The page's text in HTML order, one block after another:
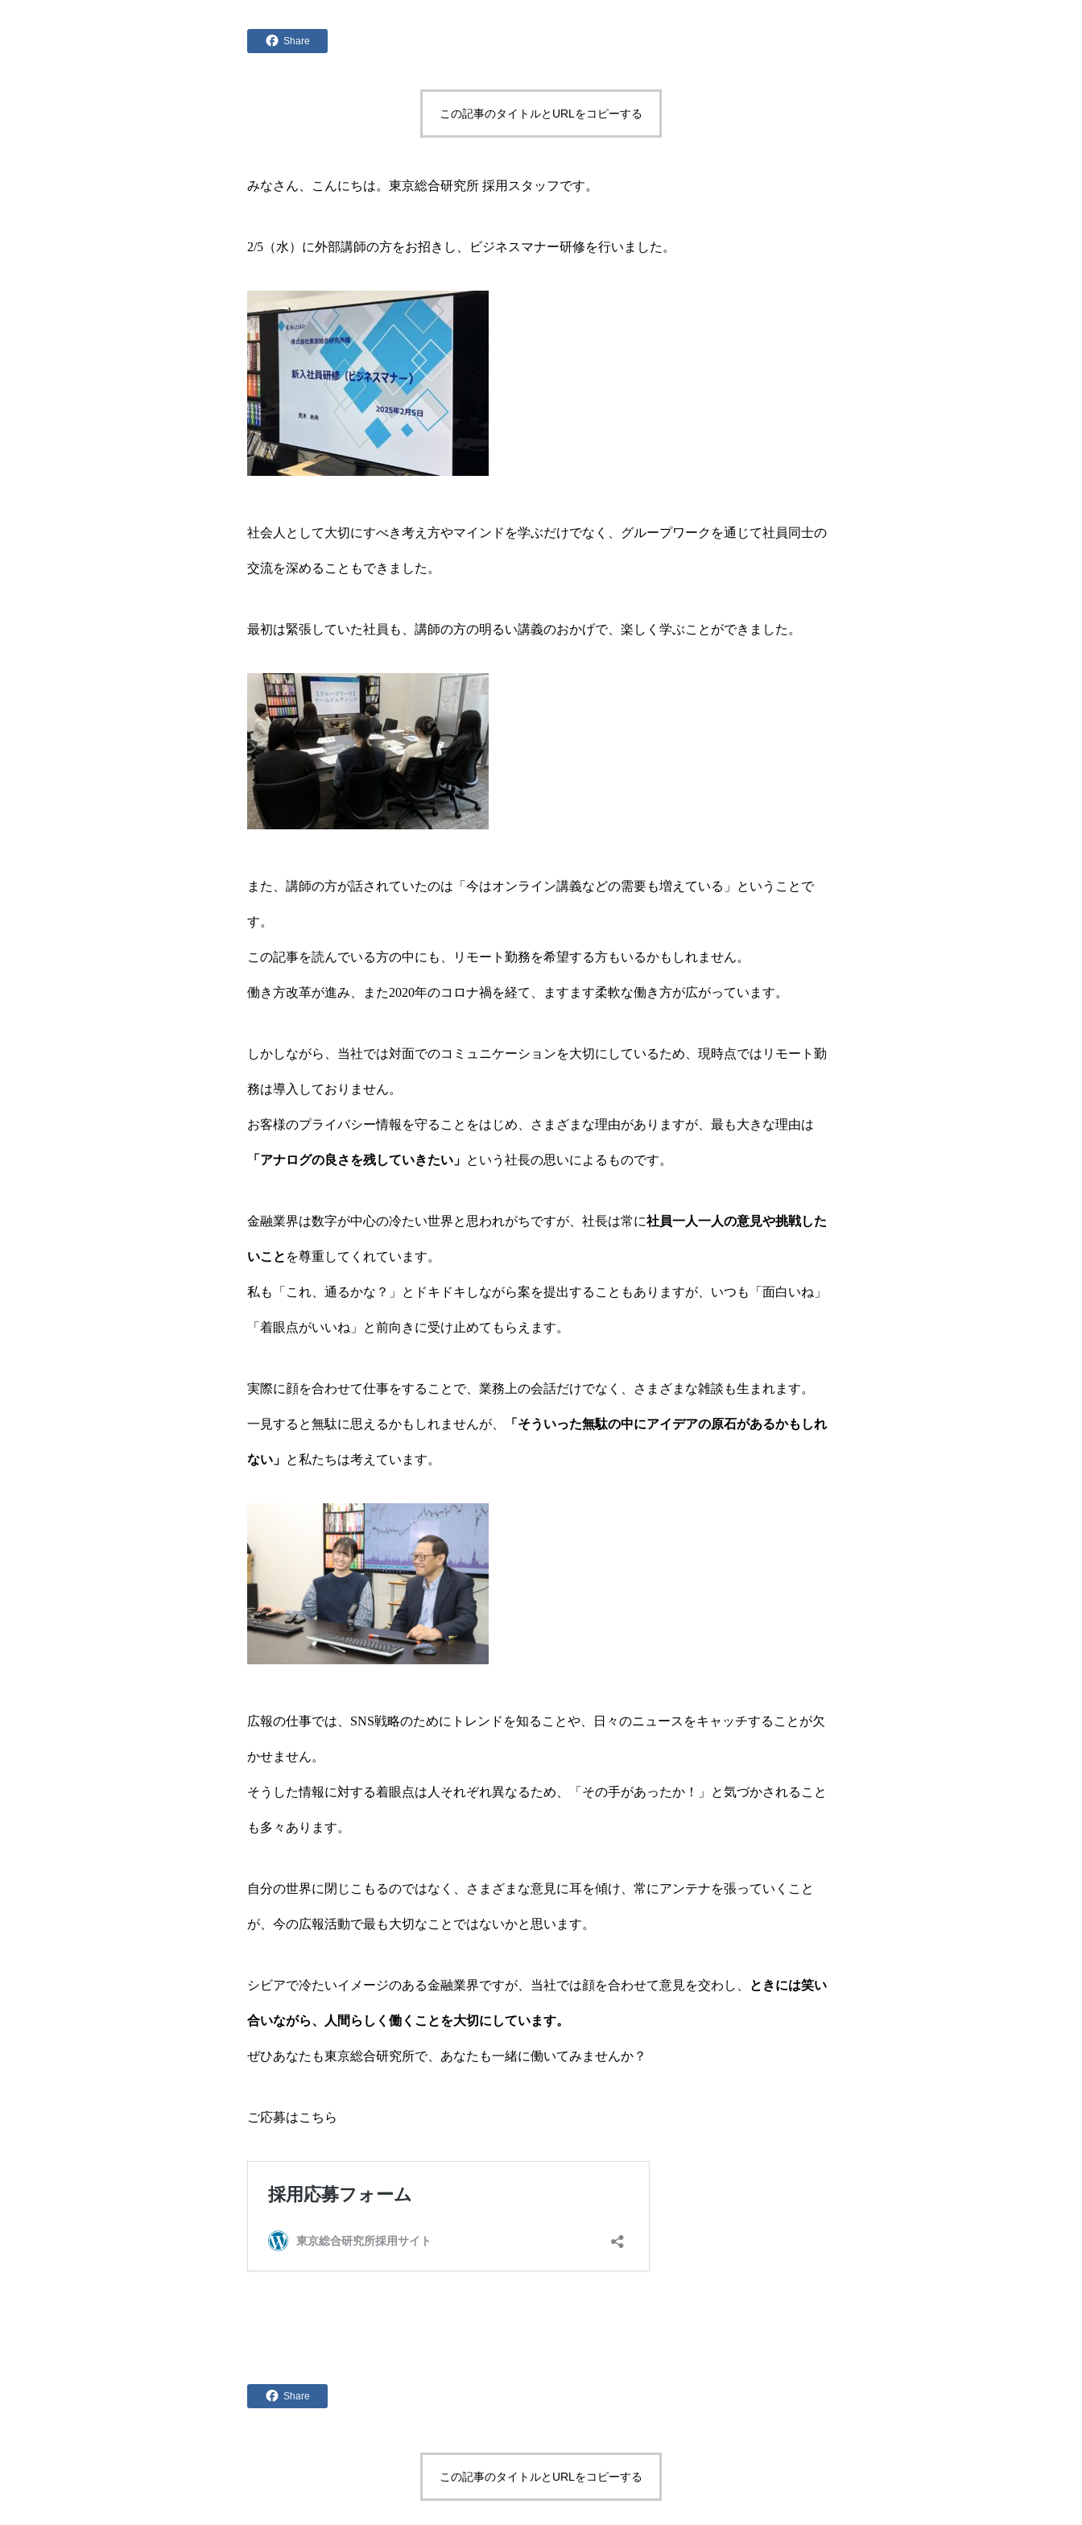
代表挨拶・会社沿革
Share
この記事のタイトルとURLをコピーする
みなさん、こんにちは。東京総合研究所 採用スタッフです。
2/5（水）に外部講師の方をお招きし、ビジネスマナー研修を行いました。
社会人として大切にすべき考え方やマインドを学ぶだけでなく、グループワークを通じて社員同士の
交流を深めることもできました。
最初は緊張していた社員も、講師の方の明るい講義のおかげで、楽しく学ぶことができました。
また、講師の方が話されていたのは「今はオンライン講義などの需要も増えている」ということで
す。
この記事を読んでいる方の中にも、リモート勤務を希望する方もいるかもしれません。
働き方改革が進み、また2020年のコロナ禍を経て、ますます柔軟な働き方が広がっています。
しかしながら、当社では対面でのコミュニケーションを大切にしているため、現時点ではリモート勤
務は導入しておりません。
お客様のプライバシー情報を守ることをはじめ、さまざまな理由がありますが、最も大きな理由は
「アナログの良さを残していきたい」 という社長の思いによるものです。
金融業界は数字が中心の冷たい世界と思われがちですが、社長は常に社員一人一人の意見や挑戦した
いこと を尊重してくれています。
私も「これ、通るかな？」とドキドキしながら案を提出することもありますが、いつも「面白いね」
「着眼点がいいね」と前向きに受け止めてもらえます。
実際に顔を合わせて仕事をすることで、業務上の会話だけでなく、さまざまな雑談も生まれます。
一見すると無駄に思えるかもしれませんが、 「そういった無駄の中にアイデアの原石があるかもしれ
ない」 と私たちは考えています。
広報の仕事では、SNS戦略のためにトレンドを知ることや、日々のニュースをキャッチすることが欠
かせません。
そうした情報に対する着眼点は人それぞれ異なるため、「その手があったか！」と気づかされること
も多々あります。
自分の世界に閉じこもるのではなく、さまざまな意見に耳を傾け、常にアンテナを張っていくこと
が、今の広報活動で最も大切なことではないかと思います。
シビアで冷たいイメージのある金融業界ですが、当社では顔を合わせて意見を交わし、 ときには笑い
合いながら、人間らしく働くことを大切にしています。
ぜひあなたも東京総合研究所で、あなたも一緒に働いてみませんか？
ご応募はこちら
Share
この記事のタイトルとURLをコピーする